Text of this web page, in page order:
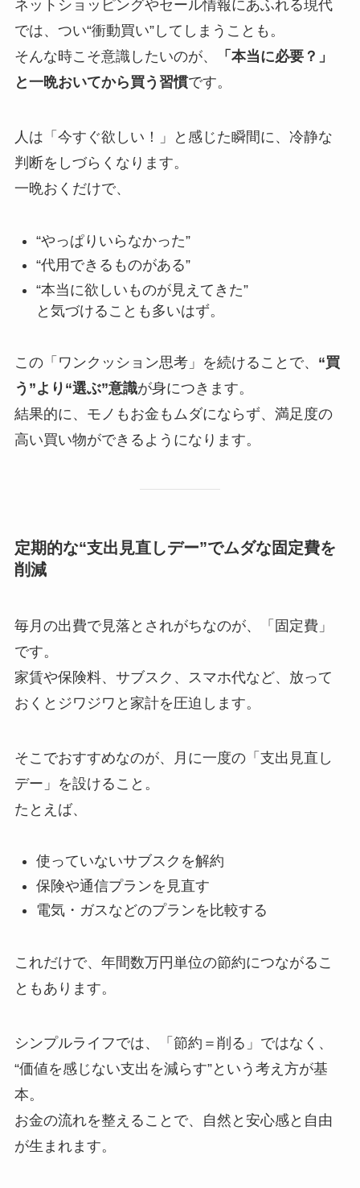
ネットショッピングやセール情報にあふれる現代
では、つい“衝動買い”してしまうことも。
そんな時こそ意識したいのが、
「本当に必要？」
と一晩おいてから買う習慣です。
人は「今すぐ欲しい！」と感じた瞬間に、冷静な
判断をしづらくなります。
一晩おくだけで、
“やっぱりいらなかった”
“代用できるものがある”
“本当に欲しいものが見えてきた”
と気づけることも多いはず。
この「ワンクッション思考」を続けることで、 “買
う”より“選ぶ”意識が身につきます。
結果的に、モノもお金もムダにならず、満足度の
高い買い物ができるようになります。
定期的な“支出見直しデー”でムダな固定費を
削減
毎月の出費で見落とされがちなのが、「固定費」
です。
家賃や保険料、サブスク、スマホ代など、放って
おくとジワジワと家計を圧迫します。
そこでおすすめなのが、月に一度の「支出見直し
デー」を設けること。
たとえば、
使っていないサブスクを解約
保険や通信プランを見直す
電気・ガスなどのプランを比較する
これだけで、年間数万円単位の節約につながるこ
ともあります。
シンプルライフでは、「節約＝削る」ではなく、
“価値を感じない支出を減らす”という考え方が基
本。
お金の流れを整えることで、自然と安心感と自由
が生まれます。